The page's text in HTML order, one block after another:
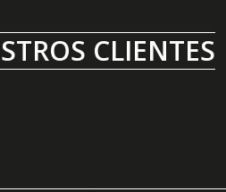
CLIENTES